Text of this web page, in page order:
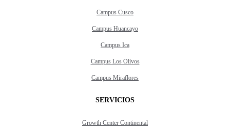
Campus Cusco
Campus Huancayo
Campus Ica
Campus Los Olivos
Campus Miraflores
SERVICIOS
Growth Center Continental